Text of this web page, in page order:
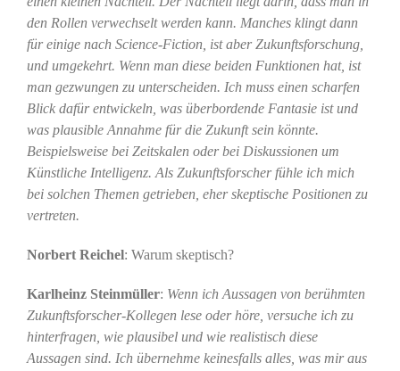
den Rollen verwechselt werden kann. Manches klingt dann
für einige nach Science-Fiction, ist aber Zukunftsforschung,
und umgekehrt. Wenn man diese beiden Funktionen hat, ist
man gezwungen zu unterscheiden. Ich muss einen scharfen
Blick dafür entwickeln, was überbordende Fantasie ist und
was plausible Annahme für die Zukunft sein könnte.
Beispielsweise bei Zeitskalen oder bei Diskussionen um
Künstliche Intelligenz. Als Zukunftsforscher fühle ich mich
bei solchen Themen getrieben, eher skeptische Positionen zu
vertreten.
Norbert Reichel: Warum skeptisch?
Karlheinz Steinmüller: Wenn ich Aussagen von berühmten
Zukunftsforscher-Kollegen lese oder höre, versuche ich zu
hinterfragen, wie plausibel und wie realistisch diese
Aussagen sind. Ich übernehme keinesfalls alles, was mir aus